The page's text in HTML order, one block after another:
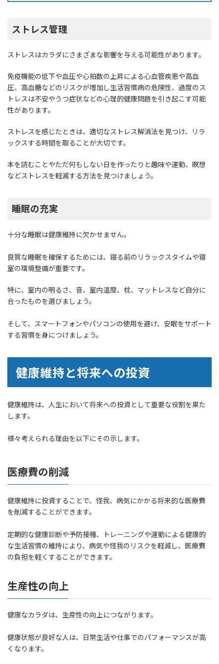
ストレス管理
ストレスはカラダにさまざまな影響を与える可能性があります。
免疫機能の低下や血圧や心拍数の上昇による心血管疾患や高血
圧、高血糖などのリスクが増加し生活習慣病の危険性、過度のス
トレスは不安やうつ症状などの心理的健康問題を引き起こす可能
性があります。
ストレスを感じたときは、適切なストレス解消法を見つけ、リラ
ックスする時間を取ることが大切です。
本を読むことやただ何もしない日を作ったりと趣味や運動、瞑想
などストレスを軽減する方法を見つけましょう。
睡眠の充実
十分な睡眠は健康維持に欠かせません。
良質な睡眠を確保するためには、寝る前のリラックスタイムや寝
室の環境整備が重要です。
特に、室内の明るさ、音、室内温度、枕、マットレスなど自分に
合ったものを選びましょう。
そして、スマートフォンやパソコンの使用を避け、安眠をサポート
する習慣を身につけましょう。
健康維持と将来への投資
健康維持は、人生において将来への投資として重要な役割を果た
します。
様々考えられる理由を以下にその示します。
医療費の削減
健康維持に投資することで、怪我、病気にかかる将来的な医療費
を削減することができます。
定期的な健康診断や予防接種、トレーニングや運動による健康的
な生活習慣の維持により、病気や怪我のリスクを軽減し、医療費
の負担を軽くすることができます。
生産性の向上
健康なカラダは、生産性の向上につながります。
健康状態が良好な人は、日常生活や仕事でのパフォーマンスが高
くなります。